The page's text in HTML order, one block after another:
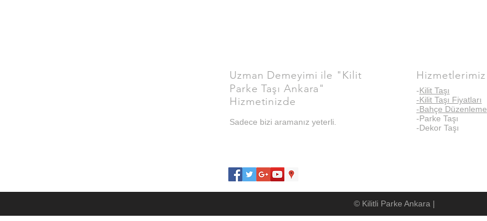
Uzman Demeyimi ile "Kilit
Parke Taşı Ankara"
Hizmetinizde
Sadece bizi aramanız yeterli.
Hizmetlerimiz
-Kilit Taşı
-Kilit Taşı Fiyatları
-Bahçe Düzenleme
-Parke Taşı
-Dekor Taşı
© Kilitli Parke Ankara |